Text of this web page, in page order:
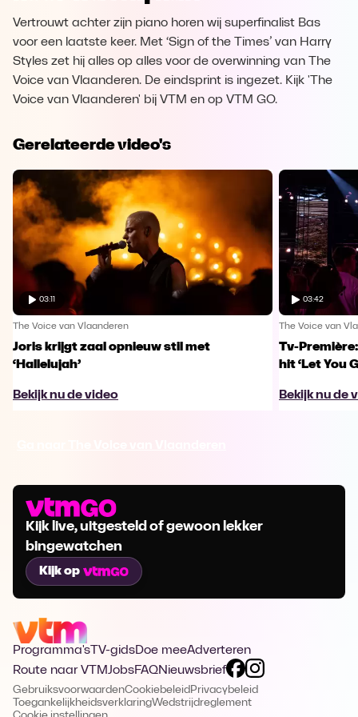
Vertrouwt achter zijn piano horen wij superfinalist Bas
voor een laatste keer. Met ‘Sign of the Times’ van Harry
Styles zet hij alles op alles voor de overwinning van The
Voice van Vlaanderen. De eindsprint is ingezet. Kijk 'The
Voice van Vlaanderen' bij VTM en op VTM GO.
Gerelateerde video's
03:11
The Voice van Vlaanderen
Joris krijgt zaal opnieuw stil met
‘Hallelujah’
Bekijk nu de video
03:42
The Voice van
Tv-
hit ‘Let You
Bekijk nu de
Kijk live, uitgesteld of gewoon lekker
bingewatchen
Kijk op
Programma's TV-gidsDoe meeAdverteren
Route naar VTMJobsFAQNieuwsbrief
GebruiksvoorwaardenCookiebeleid Privacybeleid
ToegankelijkheidsverklaringWedstrijdreglement